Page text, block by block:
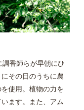
香師らが早朝にひ
その日のうちに農
使用。植物の力を
ます。また、アム